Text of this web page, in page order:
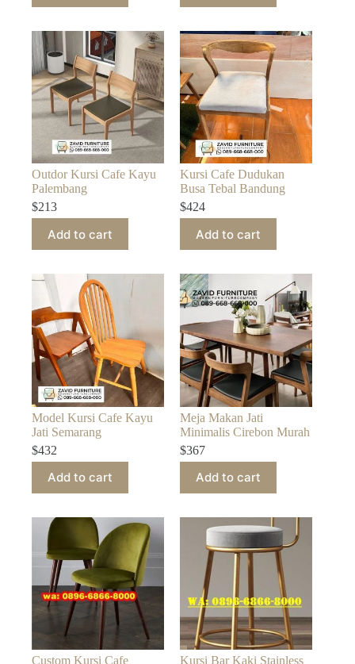
Outdor Kursi Cafe Kayu
Palembang
$213
Add to cart
Kursi Cafe Dudukan
Busa Tebal Bandung
$424
Add to cart
Model Kursi Cafe Kayu
Jati Semarang
$432
Add to cart
Meja Makan Jati
Minimalis Cirebon Murah
$367
Add to cart
Custom Kursi Cafe
Kursi Bar Kaki Stainless